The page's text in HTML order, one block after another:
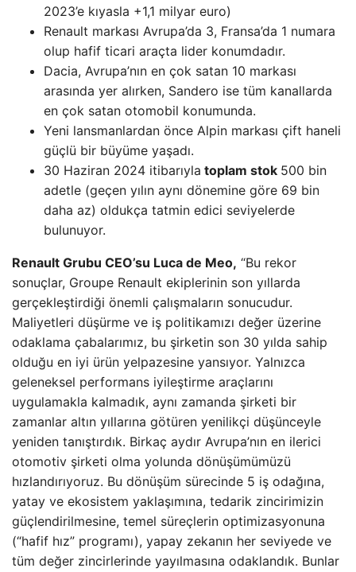
2023’e kıyasla +1,1 milyar euro)
Renault markası Avrupa’da 3, Fransa’da 1 numara
olup hafif ticari araçta lider konumdadır.
Dacia, Avrupa’nın en çok satan 10 markası
arasında yer alırken, Sandero ise tüm kanallarda
en çok satan otomobil konumunda.
Yeni lansmanlardan önce Alpin markası çift haneli
güçlü bir büyüme yaşadı.
30 Haziran 2024 itibarıyla toplam stok 500 bin
adetle (geçen yılın aynı dönemine göre 69 bin
daha az) oldukça tatmin edici seviyelerde
bulunuyor.
Renault Grubu CEO’su Luca de Meo, “Bu rekor
sonuçlar, Groupe Renault ekiplerinin son yıllarda
gerçekleştirdiği önemli çalışmaların sonucudur.
Maliyetleri düşürme ve iş politikamızı değer üzerine
odaklama çabalarımız, bu şirketin son 30 yılda sahip
olduğu en iyi ürün yelpazesine yansıyor. Yalnızca
geleneksel performans iyileştirme araçlarını
uygulamakla kalmadık, aynı zamanda şirketi bir
zamanlar altın yıllarına götüren yenilikçi düşünceyle
yeniden tanıştırdık. Birkaç aydır Avrupa’nın en ilerici
otomotiv şirketi olma yolunda dönüşümümüzü
hızlandırıyoruz. Bu dönüşüm sürecinde 5 iş odağına,
yatay ve ekosistem yaklaşımına, tedarik zincirimizin
güçlendirilmesine, temel süreçlerin optimizasyonuna
(“hafif hız” programı), yapay zekanın her seviyede ve
tüm değer zincirlerinde yayılmasına odaklandık. Bunlar